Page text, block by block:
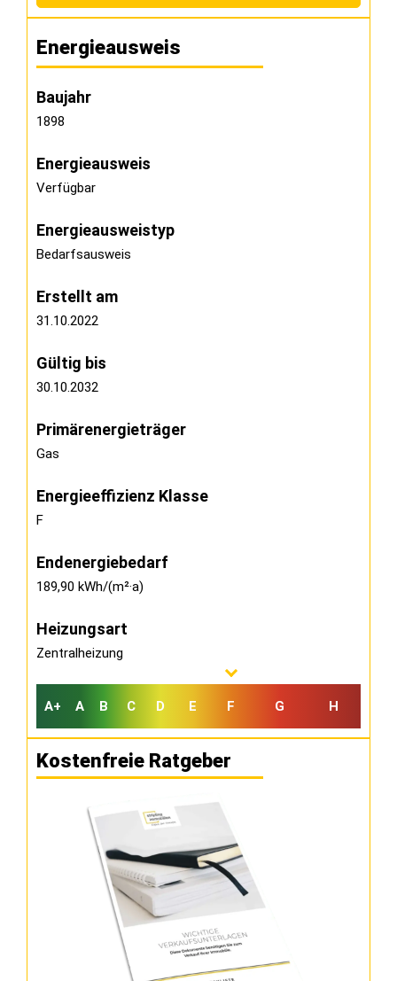
Energieausweis
Baujahr
1898
Energieausweis
Verfügbar
Energie­ausweistyp
Bedarfsausweis
Erstellt am
31.10.2022
Gültig bis
30.10.2032
Primärenergieträger
Gas
Energieeffizienz Klasse
F
Endenergiebedarf
189,90 kWh/(m²·a)
Heizungsart
Zentralheizung
A+ A B C D E F G H
Kostenfreie Ratgeber